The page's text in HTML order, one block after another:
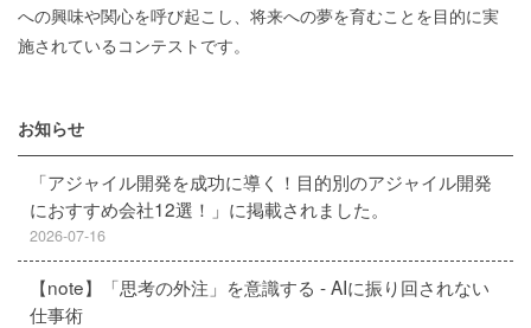
への興味や関心を呼び起こし、将来への夢を育むことを目的に実
施されているコンテストです。
お知らせ
「アジャイル開発を成功に導く！目的別のアジャイル開発
におすすめ会社12選！」に掲載されました。
2026-07-16
【note】「思考の外注」を意識する - AIに振り回されない
仕事術